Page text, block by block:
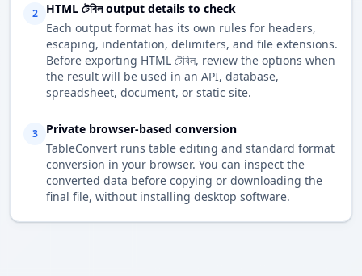
2
HTML টেবিল output details to check
Each output format has its own rules for headers,
escaping, indentation, delimiters, and file extensions.
Before exporting HTML টেবিল, review the options when
the result will be used in an API, database,
spreadsheet, document, or static site.
3
Private browser-based conversion
TableConvert runs table editing and standard format
conversion in your browser. You can inspect the
converted data before copying or downloading the
final file, without installing desktop software.